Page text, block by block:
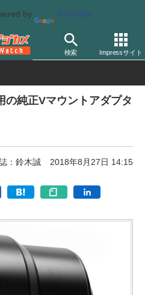
by Translate
検索 Impressサイト
カメラ/デジタルバック ハッセル
の純正Vマウントアダプタ
：鈴木誠 2018年8月27日 14:15